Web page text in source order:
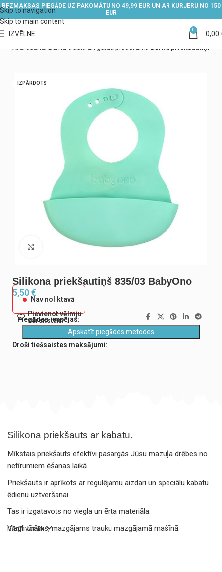
Skip to navigation
Skip to main content
BEZMAKSAS PIEGĀDE UZ PAKOMĀTU NO 49,99 EUR UN AR KURJERU NO 150
EUR
IZVĒLNE 0 0,00
IZPĀRDOTS
Noklikšķiniet, lai palielinātu
Silikona priekšautiņš 835/03 BabyOno
5,50€
Nav noliktavā
Pievienot vēlmju
sarakstam
Piegādes iespējas:
Apskatīt piegādes metodes
Droši tiešsaistes maksājumi:
Silikona priekšauts ar kabatu.
Mīkstais priekšauts efektīvi pasargās Jūsu mazuļa drēbes no
netīrumiem ēšanas laikā.
Priekšauts ir aprīkots ar regulējamu aizdari un speciālu kabatu
ēdienu uztveršanai.
Tas ir izgatavots no viegla un ērta materiāla.
Viegli tīrāms, mazgājams trauku mazgājamā mašīnā.
Rādīt vairāk